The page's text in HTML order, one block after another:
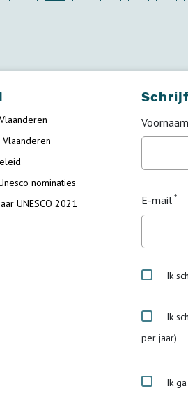
Vlaanderen
nominaties
UNESCO 2021
Voornaam
E-mail
Ik
Ik
per jaar)
Ik